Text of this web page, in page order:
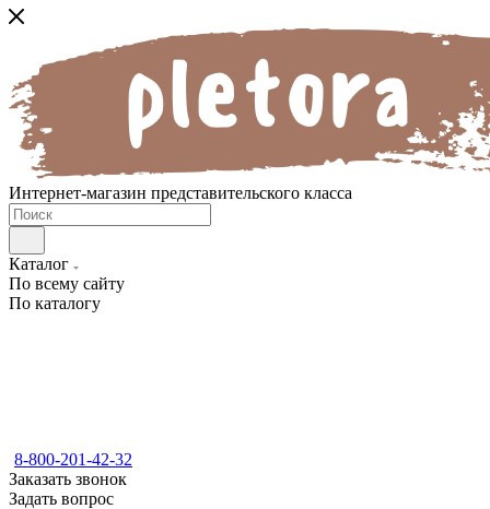
Интернет-магазин представительского класса
Каталог
По всему сайту
По каталогу
8-800-201-42-32
Заказать звонок
Задать вопрос